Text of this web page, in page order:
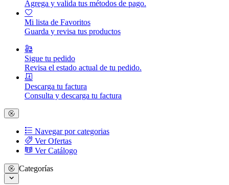
Agrega y valida tus métodos de pago.
Mi lista de Favoritos
Guarda y revisa tus productos
Sigue tu pedido
Revisa el estado actual de tu pedido.
Descarga tu factura
Consulta y descarga tu factura
Navegar por categorias
Ver Ofertas
Ver Catálogo
Categorías